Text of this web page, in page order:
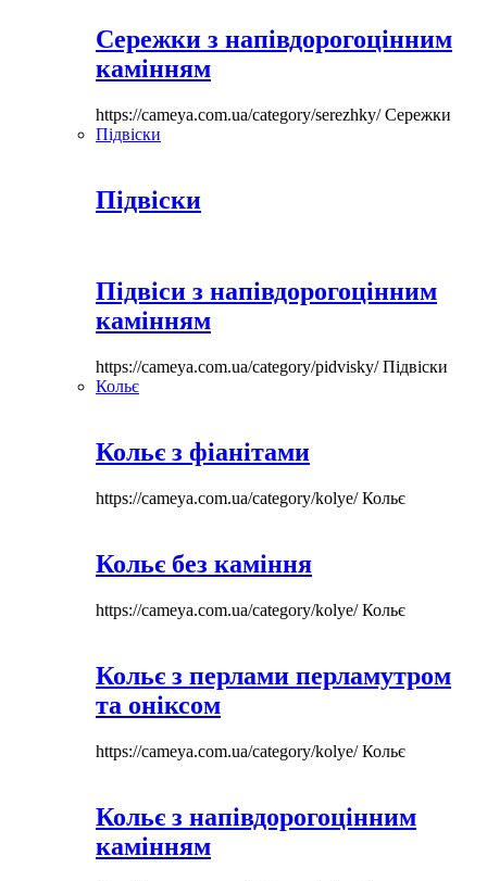
Сережки з напівдорогоцінним
камінням
https://cameya.com.ua/category/serezhky/Сережки
Підвіски
Підвіски
Підвіси з напівдорогоцінним
камінням
https://cameya.com.ua/category/pidvisky/Підвіски
Кольє
Кольє з фіанітами
https://cameya.com.ua/category/kolye/Кольє
Кольє без каміння
https://cameya.com.ua/category/kolye/Кольє
Кольє з перлами перламутром
та оніксом
https://cameya.com.ua/category/kolye/Кольє
Кольє з напівдорогоцінним
камінням